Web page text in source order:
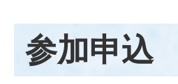
参加申込